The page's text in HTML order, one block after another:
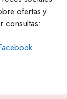
ofertas y
consultas: